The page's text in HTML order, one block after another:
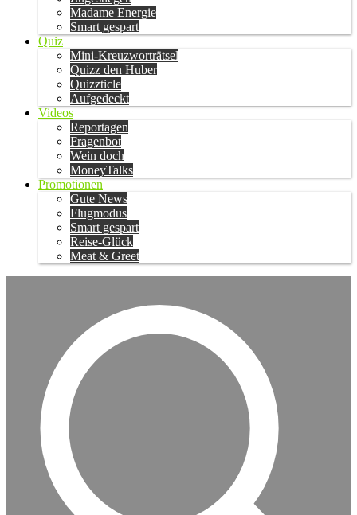
Madame Energie
Smart gespart
Quiz
Mini-Kreuzworträtsel
Quizz den Huber
Quizzticle
Aufgedeckt
Videos
Reportagen
Fragenbot
Wein doch
MoneyTalks
Promotionen
Gute News
Flugmodus
Smart gespart
Reise-Glück
Meat & Greet